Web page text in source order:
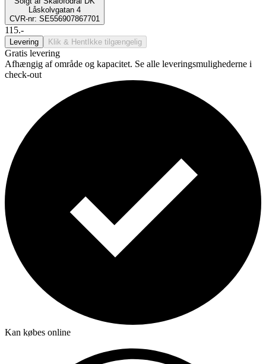
Låskolvgatan 4
CVR-nr: SE556907867701
115.-
Levering Klik & Hent Ikke tilgængelig
Gratis levering
Afhængig af område og kapacitet. Se alle leveringsmulighederne i
check-out
Kan købes online